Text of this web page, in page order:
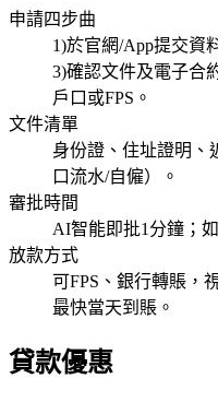
申請四步曲
1)於官網/App提交資
3)確認文件及電子合
戶口或FPS。
文件清單
身份證、住址證明、
口流水/自僱）。
審批時間
AI智能即批1分鐘；
放款方式
可FPS、銀行轉賬，
最快當天到賬。
貸款優惠